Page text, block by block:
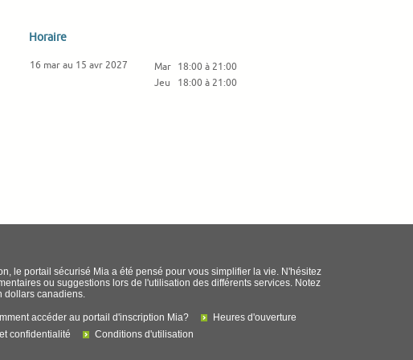
Horaire
16 mar au 15 avr 2027 Mar 18:00 à 21:00
Jeu
18:00 à 21:00
le portail sécurisé Mia a été pensé pour vous simplifier la vie. N'hésitez
ou suggestions lors de l'utilisation des différents services. Notez
dollars canadiens.
accéder au portail d'inscription Mia?
Heures d'ouverture
confidentialité
Conditions d'utilisation